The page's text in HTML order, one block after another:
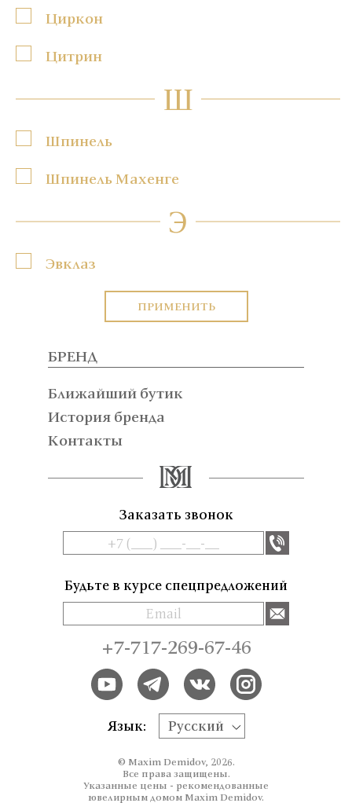
Циркон
Цитрин
Ш
Шпинель
Шпинель Махенге
Э
Эвклаз
ПРИМЕНИТЬ
БРЕНД
Ближайший бутик
История бренда
Контакты
Заказать звонок
Будьте в курсе спецпредложений
+7-717-269-67-46
Язык: Русский
© Maxim Demidov, 2026.
Все права защищены.
Указанные цены - рекомендованные
ювелирным домом Maxim Demidov.